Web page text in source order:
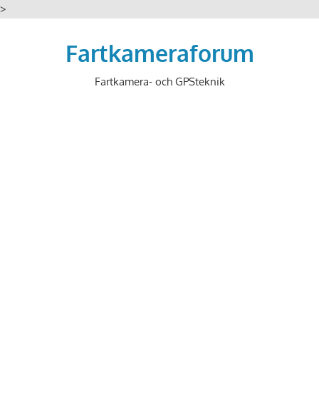
>
Fartkameraforum
Fartkamera- och GPSteknik